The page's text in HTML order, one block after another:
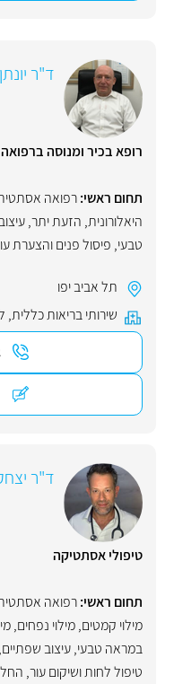
ד"ר
רופא בכיר ומנוסה
תחום ראשי:רפואה
היאלורונית, הזעת יתר,
טבעי, פיסול פנים והצערת
תל אביב יפו
שירותי בריאות כללית,
ד"ר
טיפולי אסתטיקה
תחום ראשי:רפואה
מילוי קמטים,מילוי נפחים,
במראה טבעי,עיצוב שפתיים,
טיפול לחות ושיקום עור,